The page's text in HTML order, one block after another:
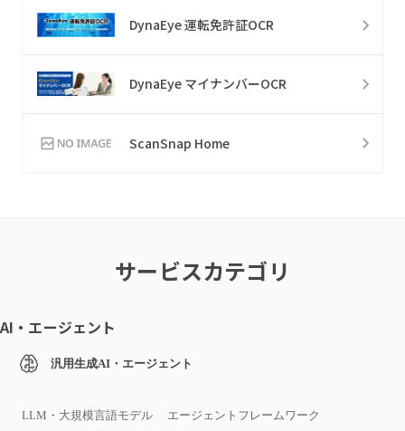
DynaEye 運転免許証OCR
DynaEye マイナンバーOCR
ScanSnap Home
サービスカテゴリ
AI・エージェント
汎用生成AI・エージェント
LLM・大規模言語モデル
エージェントフレームワーク